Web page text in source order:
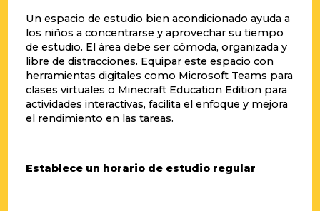
Un espacio de estudio bien acondicionado ayuda a
los niños a concentrarse y aprovechar su tiempo
de estudio. El área debe ser cómoda, organizada y
libre de distracciones. Equipar este espacio con
herramientas digitales como Microsoft Teams para
clases virtuales o Minecraft Education Edition para
actividades interactivas, facilita el enfoque y mejora
el rendimiento en las tareas.
Establece un horario de estudio regular